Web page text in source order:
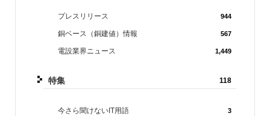
プレスリリース 944
銅ベース（銅建値）情報 567
電設業界ニュース 1,449
特集 118
今さら聞けないIT用語 3